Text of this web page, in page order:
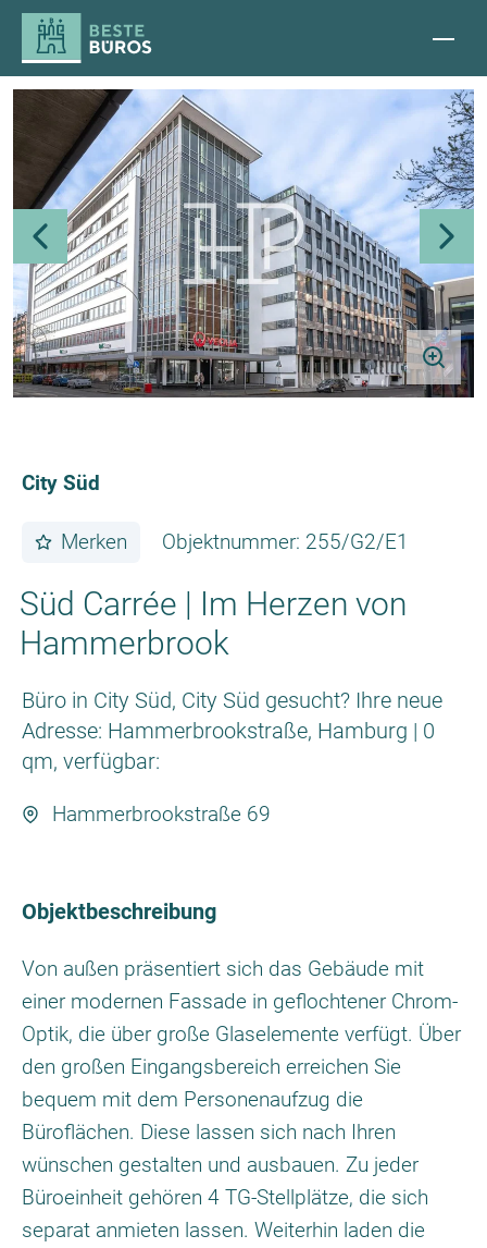
City Süd
Merken Objektnummer: 255/G2/E1
Süd Carrée | Im Herzen von
Hammerbrook
Büro in City Süd, City Süd gesucht? Ihre neue
Adresse: Hammerbrookstraße, Hamburg | 0
qm, verfügbar:
Hammerbrookstraße 69
Objektbeschreibung
Von außen präsentiert sich das Gebäude mit
einer modernen Fassade in geflochtener Chrom-
Optik, die über große Glaselemente verfügt. Über
den großen Eingangsbereich erreichen Sie
bequem mit dem Personenaufzug die
Büroflächen. Diese lassen sich nach Ihren
wünschen gestalten und ausbauen. Zu jeder
Büroeinheit gehören 4 TG-Stellplätze, die sich
separat anmieten lassen. Weiterhin laden die